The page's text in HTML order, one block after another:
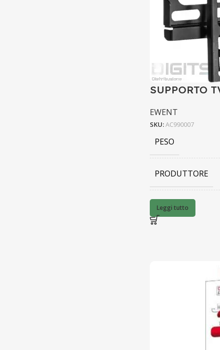
SUPPORTO
EWENT
SKU:AC990007
PESO
PRODUTTORE
BARCODE
Leggi tutto